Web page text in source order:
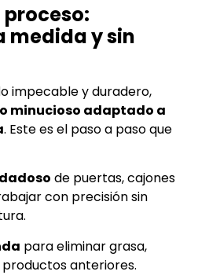
medida y sin
impecable y duradero,
minucioso adaptado a
. Este es el paso a paso que
de puertas, cajones
con precisión sin
para eliminar grasa,
anteriores.